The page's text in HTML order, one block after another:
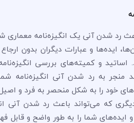
رد شدن آنی یک انگیزه‌نامه معماری
ایده‌ها و عبارات دیگران بدون
و کمیته‌های بررسی
به رد شدن آنی انگیزه‌نامه
خود را به شکل منحصر به فرد و
که می‌تواند باعث رد شدن آنی
و ایده‌های شما را به طور واضح و